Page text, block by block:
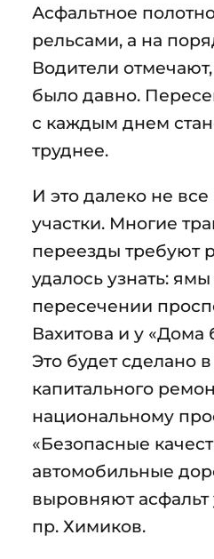
Асфальтное
рельсами, а на
Водители
было давно.
с каждым днем
труднее.
И это далеко не
участки. Многие
переезды требуют
удалось узнать:
пересечении
Вахитова и у «Дома
Это будет сделано
капитального
национальному
«Безопасные
автомобильные
выровняют асфальт
пр. Химиков.